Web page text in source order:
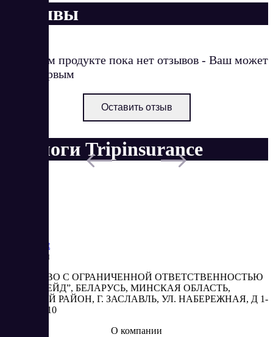
Отзывы
О данном продукте пока нет отзывов - Ваш может
стать первым
Оставить отзыв
Аналоги Tripinsurance
Market
Реквизиты
ОБЩЕСТВО С ОГРАНИЧЕННОЙ ОТВЕТСТВЕННОСТЬЮ
“АБЕСТРЕЙД”, БЕЛАРУСЬ, МИНСКАЯ ОБЛАСТЬ,
МИНСКИЙ РАЙОН, Г. ЗАСЛАВЛЬ, УЛ. НАБЕРЕЖНАЯ, Д 1-
2, КОМ. 310
О компании